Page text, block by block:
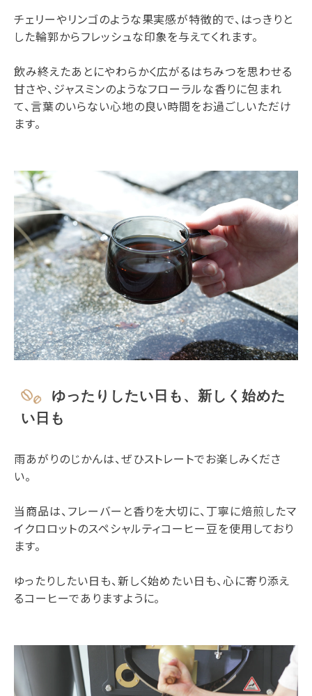
チェリーやリンゴのような果実感が特徴的で、はっきりと
した輪郭からフレッシュな印象を与えてくれます。
飲み終えたあとにやわらかく広がるはちみつを思わせる
甘さや、ジャスミンのようなフローラルな香りに包まれ
て、言葉のいらない心地の良い時間をお過ごしいただけ
ます。
ゆったりしたい日も、新しく始めた
い日も
雨あがりのじかんは、ぜひストレートでお楽しみくださ
い。
当商品は、フレーバーと香りを大切に、丁寧に焙煎したマ
イクロロットのスペシャルティコーヒー豆を使用しており
ます。
ゆったりしたい日も、新しく始めたい日も、心に寄り添え
るコーヒーでありますように。